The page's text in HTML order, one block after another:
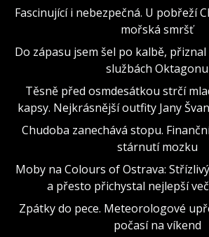
Fascinující i nebezpečná. U pobřeží
mořská smršť
Do zápasu jsem šel po kalbě, přiznal
službách Oktagonu
Těsně před osmdesátkou strčí
kapsy. Nejkrásnější outfity Jany
Chudoba zanechává stopu.
stárnutí mozku
Moby na Colours of Ostrava:
a přesto přichystal nejlepší
Zpátky do pece. Meteorologové
počasí na víkend